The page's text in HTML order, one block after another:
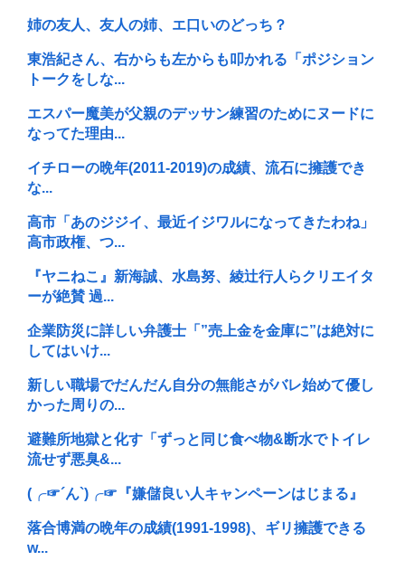
姉の友人、友人の姉、エ口いのどっち？
東浩紀さん、右からも左からも叩かれる「ポジション
トークをしな...
エスパー魔美が父親のデッサン練習のためにヌードに
なってた理由...
イチローの晩年(2011-2019)の成績、流石に擁護でき
な...
高市「あのジジイ、最近イジワルになってきたわね」
高市政権、つ...
『ヤニねこ』新海誠、水島努、綾辻行人らクリエイタ
ーが絶賛 過...
企業防災に詳しい弁護士「”売上金を金庫に”は絶対に
してはいけ...
新しい職場でだんだん自分の無能さがバレ始めて優し
かった周りの...
避難所地獄と化す「ずっと同じ食べ物&断水でトイレ
流せず悪臭&...
(╭☞´ん`)╭☞『嫌儲良い人キャンペーンはじまる』
落合博満の晩年の成績(1991-1998)、ギリ擁護できる
w...